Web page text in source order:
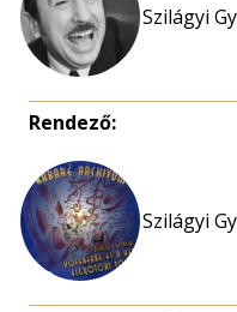
Szilágyi
Rendező:
Szilágyi